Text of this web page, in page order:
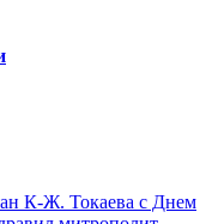
К-Ж. Токаева с Днем